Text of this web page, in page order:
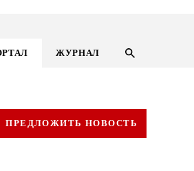
ЖУРНАЛ
ПРЕДЛОЖИТЬ НОВОСТЬ